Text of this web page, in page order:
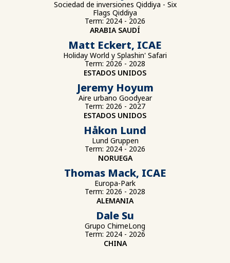
Sociedad de inversiones Qiddiya - Six
Flags Qiddiya
Term: 2024 - 2026
ARABIA SAUDÍ
Matt Eckert, ICAE
Holiday World y Splashin' Safari
Term: 2026 - 2028
ESTADOS UNIDOS
Jeremy Hoyum
Aire urbano Goodyear
Term: 2026 - 2027
ESTADOS UNIDOS
Håkon Lund
Lund Gruppen
Term: 2024 - 2026
NORUEGA
Thomas Mack, ICAE
Europa-Park
Term: 2026 - 2028
ALEMANIA
Dale Su
Grupo ChimeLong
Term: 2024 - 2026
CHINA